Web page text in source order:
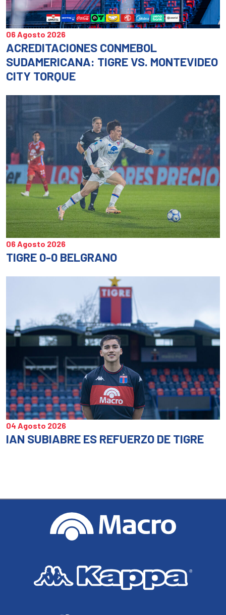
06 Agosto 2026
ACREDITACIONES CONMEBOL
SUDAMERICANA: TIGRE VS. MONTEVIDEO
CITY TORQUE
06 Agosto 2026
TIGRE 0-0 BELGRANO
04 Agosto 2026
IAN SUBIABRE ES REFUERZO DE TIGRE